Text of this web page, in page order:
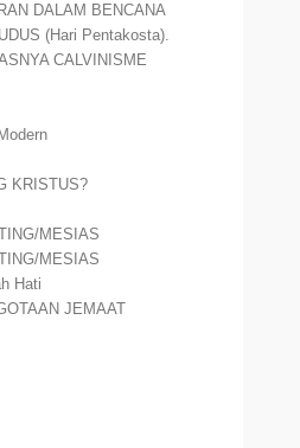
DALAM BENCANA
(Hari Pentakosta).
CALVINISME
KRISTUS?
MESIAS
MESIAS
Hati
JEMAAT